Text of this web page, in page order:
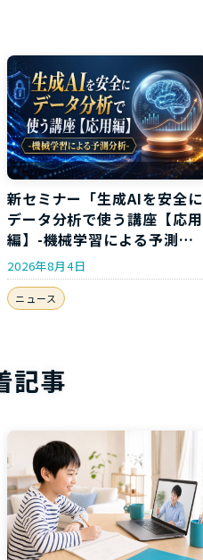
新セミナー「生成AIを安全に
データ分析で使う講座【応用
編】-機械学習による予測分
析-」開講のお知らせ
2026年8月4日
ニュース
記事